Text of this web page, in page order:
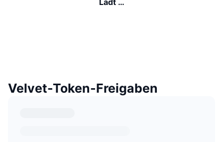
Lädt …
Velvet-Token-Freigaben